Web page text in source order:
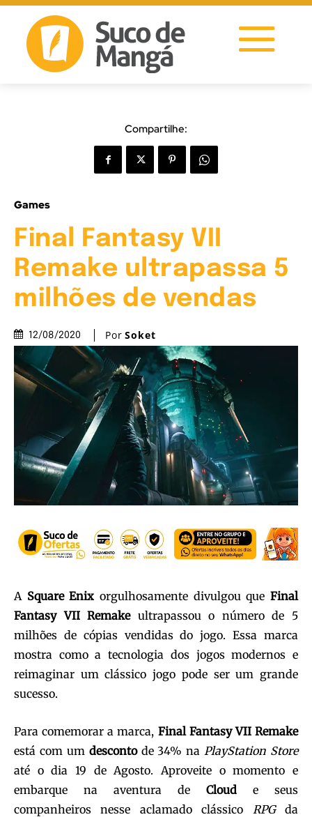
Compartilhe:
Games
Final Fantasy VII
Remake ultrapassa 5
milhões de vendas
12/08/2020 Por Soket
A Square Enix orgulhosamente divulgou queFinal
Fantasy VII Remakeultrapassou o número de 5
milhões de cópias vendidas do jogo. Essa marca
mostra como a tecnologia dos jogos modernos e
reimaginar um clássico jogo pode ser um grande
sucesso.
Para comemorar a marca, Final Fantasy VII Remake
está com um descontode 34% na PlayStation Store
até o dia 19 de Agosto. Aproveite o momento e
embarque na aventura de Cloud e seus
companheiros nesse aclamado clássico
RPGda